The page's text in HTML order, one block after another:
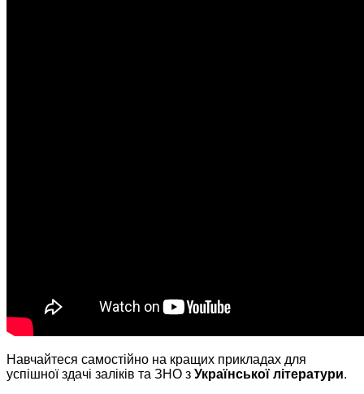
Навчайтеся самостійно на кращих прикладах для
успішної здачі заліків та ЗНО з Української літератури.